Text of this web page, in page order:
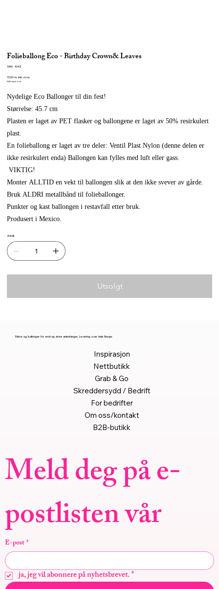
Folieballong Eco - Birthday Crown& Leaves
SKU:
SKU
1042
Pris
17,00 kr inkl. mva
13,60 ekskl. mva
Nydelige Eco Ballonger til din fest!
Størrelse: 45.7 cm
Plasten er laget av PET flasker og ballongene er laget av 50% resirkulert
plast.
En folieballong er laget av tre deler: Ventil Plast Nylon (denne delen er
ikke resirkulert enda) Ballongen kan fylles med luft eller gass.
VIKTIG!
Monter ALLTID en vekt til ballongen slik at den ikke svever av gårde.
Bruk ALDRI metallbånd til folieballonger.
Punkter og kast ballongen i restavfall etter bruk.
Produsert i Mexico.
Antall
Utsolgt
Meld deg på e-
postlisten vår
E-post*
ja, jeg vil abonnere på nyhetsbrevet.*
Dekor og ballonger for små og store anledninger. Levering over hele Norge.
Inspirasjon
Nettbutikk
Grab & Go
Skreddersydd / Bedrift
For bedrifter
Om oss/kontakt
B2B-butikk